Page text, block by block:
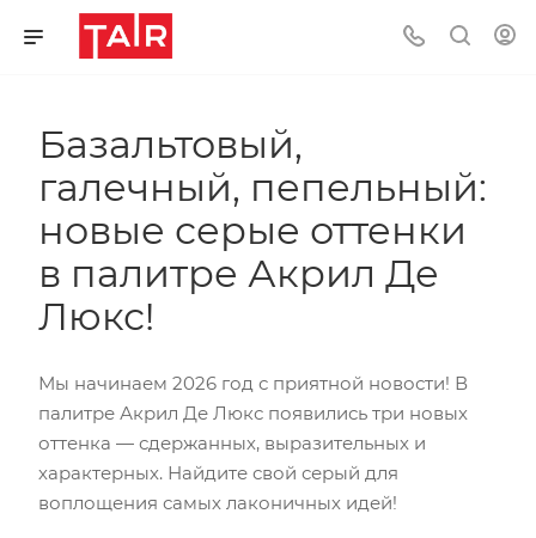
Базальтовый,
галечный, пепельный:
новые серые оттенки
в палитре Акрил Де
Люкс!
Мы начинаем 2026 год с приятной новости! В
палитре Акрил Де Люкс появились три новых
оттенка — сдержанных, выразительных и
характерных. Найдите свой серый для
воплощения самых лаконичных идей!